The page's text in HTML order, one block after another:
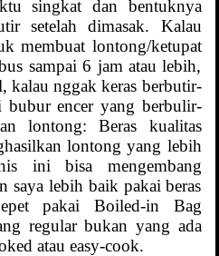
singkat dan bentuknya
setelah dimasak. Kalau
membuat lontong/ketupat
sampai 6 jam atau lebih,
kalau nggak keras berbutir-
bubur encer yang berbulir-
lontong: Beras kualitas
lontong yang lebih
ini bisa mengembang
saya lebih baik pakai beras
pakai Boiled-in Bag
regular bukan yang ada
atau easy-cook.